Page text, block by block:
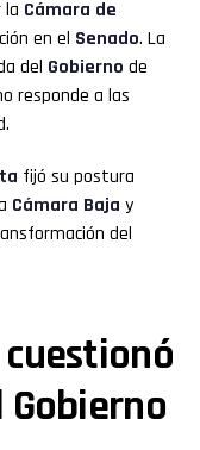
la Cámara de
en el Senado. La
del Gobierno de
responde a las
fijó su postura
Cámara Baja y
del